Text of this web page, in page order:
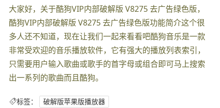
大家好，关于酷狗VIP内部破解版 V8275 去广告绿色版，
酷狗VIP内部破解版 V8275 去广告绿色版功能简介这个很
多人还不知道，现在让我们一起来看看吧酷狗音乐是一款
非常受欢迎的音乐播放软件，它有强大的播放列表索引，
只需要用户输入歌曲或歌手的首字母或组合即可马上搜索
出一系列的歌曲而且酷狗。
标签： 破解版苹果版播放器